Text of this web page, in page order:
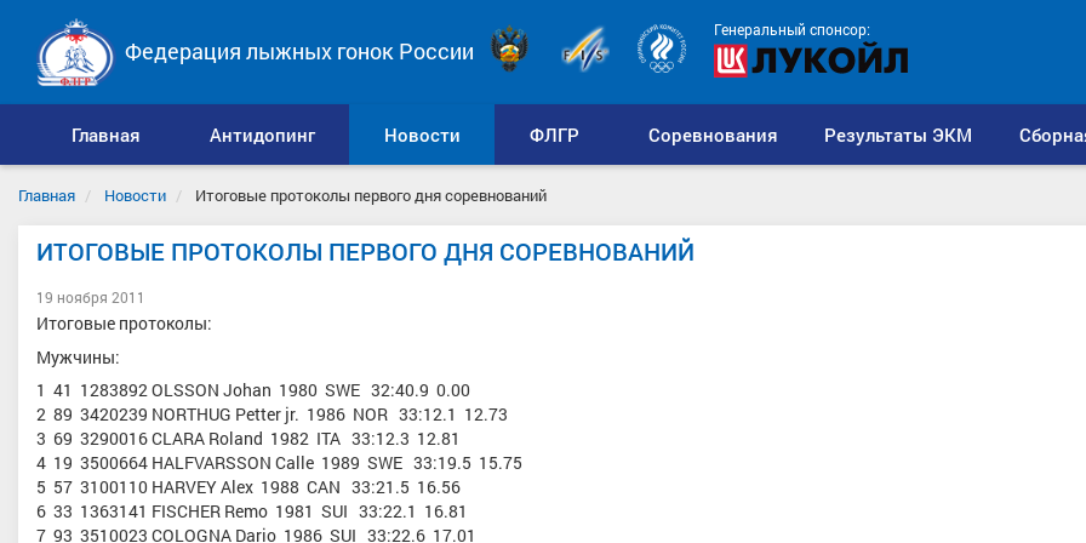
Генеральный спонсор:
Федерация лыжных гонок России
Главная Антидопинг Новости ФЛГР Соревнования Результаты ЭКМ
Главная Новости Итоговые протоколы первого дня соревнований
ИТОГОВЫЕ ПРОТОКОЛЫ ПЕРВОГО ДНЯ СОРЕВНОВАНИЙ
19 ноября 2011
Итоговые протоколы:
Мужчины:
1 41 1283892 OLSSON Johan 1980 SWE 32:40.9 0.00
2 89 3420239 NORTHUG Petter jr. 1986 NOR 33:12.1 12.73
3 69 3290016 CLARA Roland 1982 ITA 33:12.3 12.81
4 19 3500664 HALFVARSSON Calle 1989 SWE 33:19.5 15.75
5 57 3100110 HARVEY Alex 1988 CAN 33:21.5 16.56
6 33 1363141 FISCHER Remo 1981 SUI 33:22.1 16.81
7 93 3510023 COLOGNA Dario 1986 SUI 33:22.6 17.01